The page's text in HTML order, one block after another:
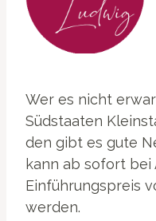
Wer es nicht
Südstaaten
den gibt es gute
kann ab sofort bei
Einführungspreis
werden.